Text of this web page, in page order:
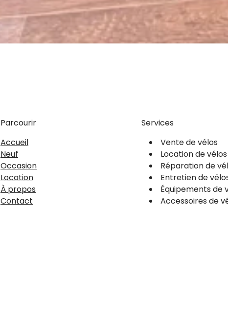
Parcourir
Accueil
Neuf
Occasion
Location
À propos
Contact
Services
Vente de vélos
Location de vélos
Réparation de
Entretien de
Équipements de
Accessoires de